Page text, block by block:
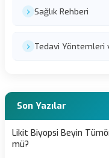
Sağlık Rehberi
Tedavi Yöntemleri
Son Yazılar
Likit Biyopsi Beyin
mü?